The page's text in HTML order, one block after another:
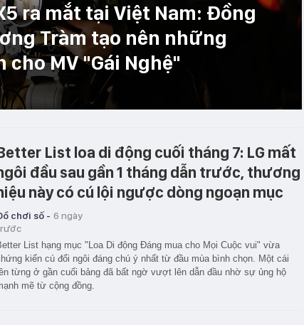
ra mắt tại Việt Nam: Đồng
Tràm tạo nên những
MV "Gái Nghệ"
List loa di động cuối tháng 7: LG mất
đầu sau gần 1 tháng dẫn trước, thương
này có cú lội ngược dòng ngoạn mục
chơi số - 6 ngày
List hạng mục "Loa Di động Đáng mua cho Mọi Cuộc vui" vừa
kiến cú đổi ngôi đáng chú ý nhất từ đầu mùa bình chọn. Một cái
từng ở gần cuối bảng đã bất ngờ vượt lên dẫn đầu nhờ sự ủng hộ
mẽ từ cộng đồng.